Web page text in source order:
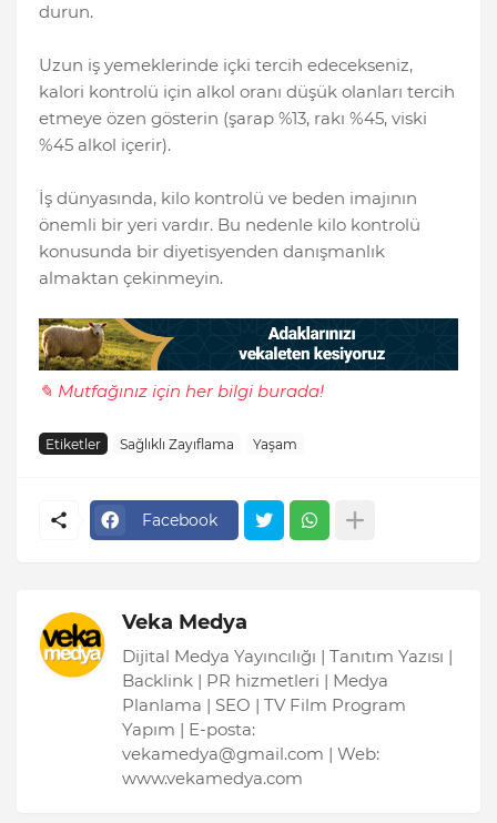
durun.
Uzun iş yemeklerinde içki tercih edecekseniz,
kalori kontrolü için alkol oranı düşük olanları tercih
etmeye özen gösterin (şarap %13, rakı %45, viski
%45 alkol içerir).
İş dünyasında, kilo kontrolü ve beden imajının
önemli bir yeri vardır. Bu nedenle kilo kontrolü
konusunda bir diyetisyenden danışmanlık
almaktan çekinmeyin.
✎ Mutfağınız için her bilgi burada!
Etiketler Sağlıklı Zayıflama Yaşam
Facebook
Veka Medya
Dijital Medya Yayıncılığı | Tanıtım Yazısı |
Backlink | PR hizmetleri | Medya
Planlama | SEO | TV Film Program
Yapım | E-posta:
vekamedya@gmail.com | Web:
www.vekamedya.com